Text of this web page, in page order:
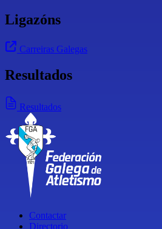
Ligazóns
Carreiras Galegas
Resultados
Resultados
Contactar
Directorio